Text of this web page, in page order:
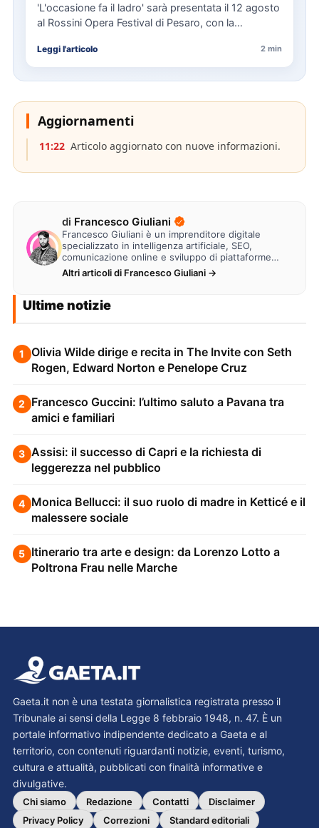
'L'occasione fa il ladro' sarà presentata il 12 agosto
al Rossini Opera Festival di Pesaro, con la
Leggi l'articolo 2 min
Aggiornamenti
11:22 Articolo aggiornato con nuove informazioni.
di Francesco Giuliani
Francesco Giuliani è un imprenditore digitale
specializzato in intelligenza artificiale, SEO,
comunicazione online e sviluppo di piattaforme
web. Lavora alla creazione di…
Altri articoli di Francesco Giuliani →
Ultime notizie
1
Olivia Wilde dirige e recita in The Invite con Seth
Rogen, Edward Norton e Penelope Cruz
2 Francesco Guccini: l’ultimo saluto a Pavana tra
amici e familiari
3 Assisi: il successo di Capri e la richiesta di
leggerezza nel pubblico
4 Monica Bellucci: il suo ruolo di madre in Ketticé e il
malessere sociale
5 Itinerario tra arte e design: da Lorenzo Lotto a
Poltrona Frau nelle Marche
Gaeta.it non è una testata giornalistica registrata presso il
Tribunale ai sensi della Legge 8 febbraio 1948, n. 47. È un
portale informativo indipendente dedicato a Gaeta e al
territorio, con contenuti riguardanti notizie, eventi, turismo,
cultura e attualità, pubblicati con finalità informative e
divulgative.
Chi siamo Redazione Contatti
Disclaimer
Privacy Policy
Correzioni Standard editoriali